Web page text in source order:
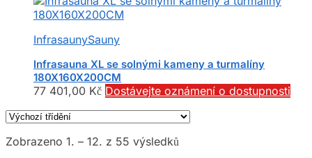
InfrasaunySauny
Infrasauna XL se solnými kameny a turmalíny
180X160X200CM
77 401,00 Kč Dostávejte oznámení o dostupnosti
Zobrazeno 1. – 12. z 55 výsledků